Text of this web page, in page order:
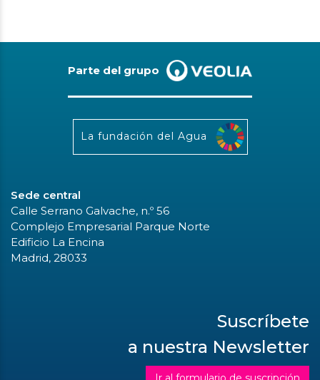
Parte del grupo
La fundación del Agua
Sede central
Calle Serrano Galvache, n.º 56
Complejo Empresarial Parque Norte
Edificio La Encina
Madrid, 28033
Suscríbete
a nuestra Newsletter